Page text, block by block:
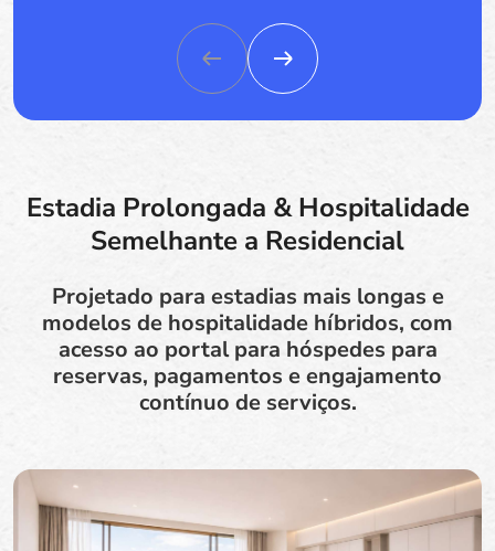
Estadia Prolongada & Hospitalidade
Semelhante a Residencial
Projetado para estadias mais longas e
modelos de hospitalidade híbridos, com
acesso ao portal para hóspedes para
reservas, pagamentos e engajamento
contínuo de serviços.